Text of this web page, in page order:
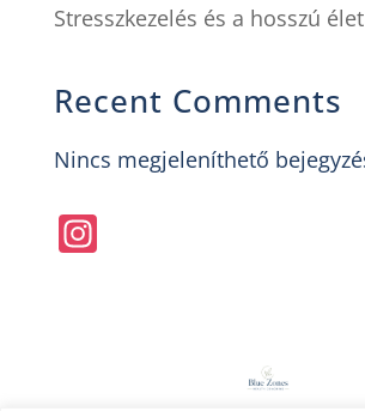
Stresszkezelés és a hosszú
Recent Comments
Nincs megjeleníthető
In